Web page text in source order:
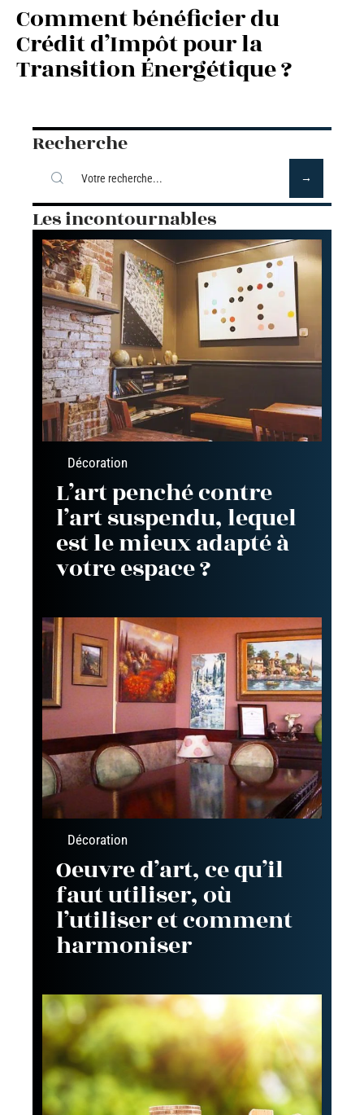
Comment bénéficier du
Crédit d’Impôt pour la
Transition Énergétique ?
Recherche
Les incontournables
Décoration
L’art penché contre
l’art suspendu, lequel
est le mieux adapté à
votre espace ?
Décoration
Oeuvre d’art, ce qu’il
faut utiliser, où
l’utiliser et comment
harmoniser